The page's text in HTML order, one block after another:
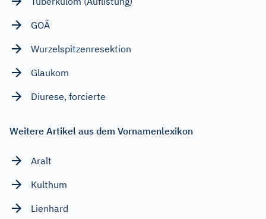
GOÄ
Wurzelspitzenresektion
Glaukom
Diurese, forcierte
Weitere Artikel aus dem Vornamenlexikon
Aralt
Kulthum
Lienhard